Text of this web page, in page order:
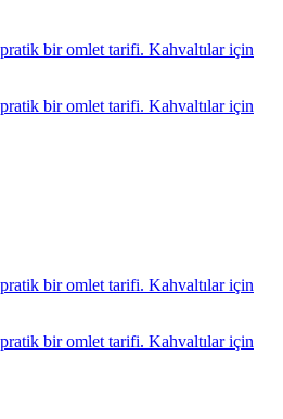
bir omlet tarifi. Kahvaltılar için
bir omlet tarifi. Kahvaltılar için
bir omlet tarifi. Kahvaltılar için
bir omlet tarifi. Kahvaltılar için